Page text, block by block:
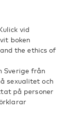
vid
boken
the ethics of
Sverige från
sexualitet och
på personer